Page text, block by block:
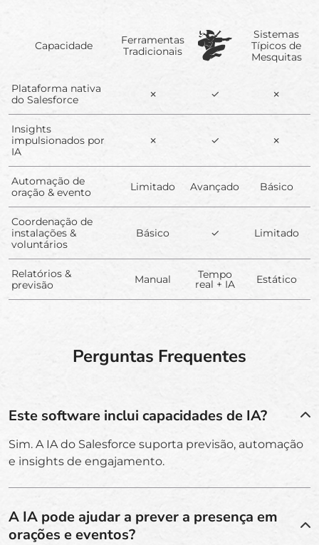
Capacidade
Ferramentas
Tradicionais
Sistemas
Típicos de
Mesquitas
Plataforma nativa
do Salesforce
✗ ✓ ✗
Insights
impulsionados por
IA
✗ ✓ ✗
Automação de
oração & evento
Limitado Avançado Básico
Coordenação de
instalações &
voluntários
Básico ✓ Limitado
Relatórios &
previsão
Manual Tempo
real + IA Estático
Perguntas Frequentes
Este software inclui capacidades de IA?
Sim. A IA do Salesforce suporta previsão, automação
e insights de engajamento.
A IA pode ajudar a prever a presença em
orações e eventos?